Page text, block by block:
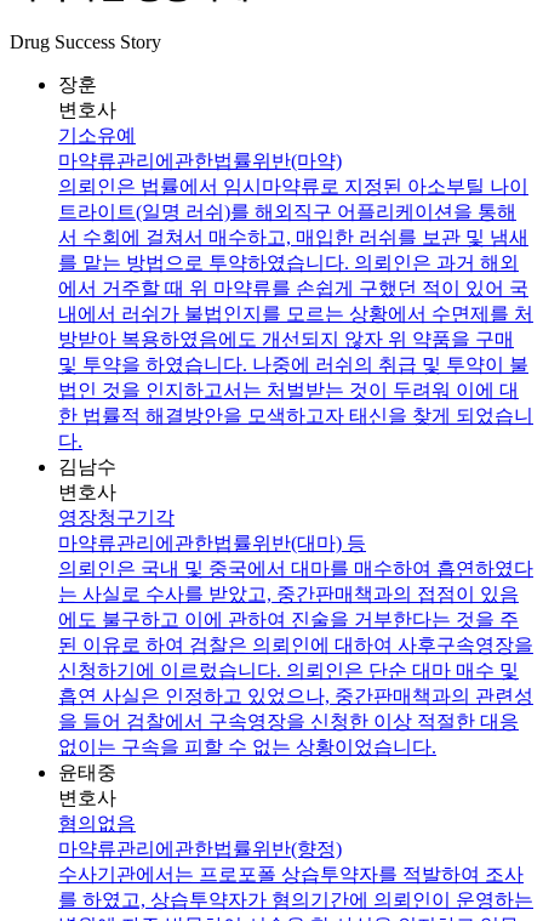
Drug Success Story
장훈
변호사
기소유예
마약류관리에관한법률위반(마약)
의뢰인은 법률에서 임시마약류로 지정된 아소부틸 나이
트라이트(일명 러쉬)를 해외직구 어플리케이션을 통해
서 수회에 걸쳐서 매수하고, 매입한 러쉬를 보관 및 냄새
를 맡는 방법으로 투약하였습니다. 의뢰인은 과거 해외
에서 거주할 때 위 마약류를 손쉽게 구했던 적이 있어 국
내에서 러쉬가 불법인지를 모르는 상황에서 수면제를 처
방받아 복용하였음에도 개선되지 않자 위 약품을 구매
및 투약을 하였습니다. 나중에 러쉬의 취급 및 투약이 불
법인 것을 인지하고서는 처벌받는 것이 두려워 이에 대
한 법률적 해결방안을 모색하고자 태신을 찾게 되었습니
다.
김남수
변호사
영장청구기각
마약류관리에관한법률위반(대마) 등
의뢰인은 국내 및 중국에서 대마를 매수하여 흡연하였다
는 사실로 수사를 받았고, 중간판매책과의 접점이 있음
에도 불구하고 이에 관하여 진술을 거부한다는 것을 주
된 이유로 하여 검찰은 의뢰인에 대하여 사후구속영장을
신청하기에 이르렀습니다. 의뢰인은 단순 대마 매수 및
흡연 사실은 인정하고 있었으나, 중간판매책과의 관련성
을 들어 검찰에서 구속영장을 신청한 이상 적절한 대응
없이는 구속을 피할 수 없는 상황이었습니다.
윤태중
변호사
혐의없음
마약류관리에관한법률위반(향정)
수사기관에서는 프로포폴 상습투약자를 적발하여 조사
를 하였고, 상습투약자가 혐의기간에 의뢰인이 운영하는